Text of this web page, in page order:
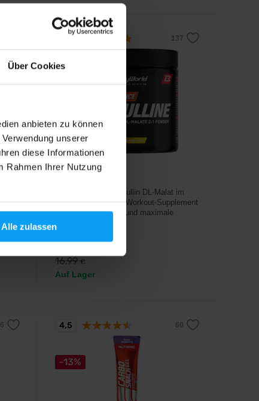
Über Cookies
anbieten zu können
unserer
diese Informationen
Rahmen Ihrer Nutzung
Alle zulassen
BodyWorld
Aromatisiertes L-Citrullin DL-Malat im
Verhältnis 2:1 – Pre-Workout-Supplement
für optimalen Pump und maximale
Performance.
11,99
16,99€
Auf Lager
4,8
-13%
4,5